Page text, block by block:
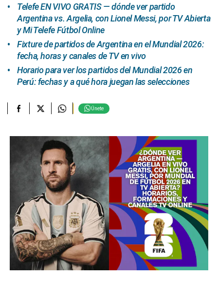
Telefe EN VIVO GRATIS — dónde ver partido
Argentina vs. Argelia, con Lionel Messi, por TV Abierta
y Mi Telefe Fútbol Online
Fixture de partidos de Argentina en el Mundial 2026:
fecha, horas y canales de TV en vivo
Horario para ver los partidos del Mundial 2026 en
Perú: fechas y a qué hora juegan las selecciones
Únete